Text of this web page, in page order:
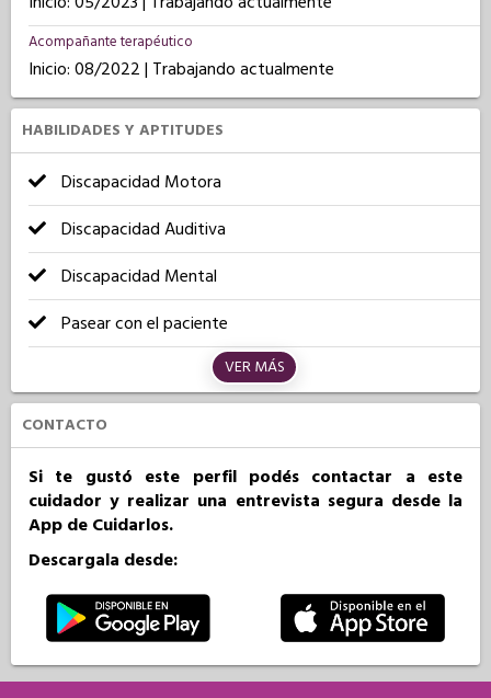
Acompañante terapéutico
Inicio: 08/2022 | Trabajando actualmente
HABILIDADES Y APTITUDES
Discapacidad Motora
Discapacidad Auditiva
Discapacidad Mental
Pasear con el paciente
VER MÁS
CONTACTO
Si te gustó este perfil podés contactar a este
cuidador y realizar una entrevista segura desde la
App de Cuidarlos.
Descargala desde: